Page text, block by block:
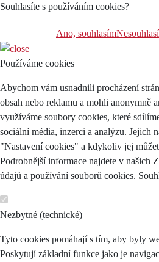
Souhlasíte s používáním cookies?
Ano, souhlasím
Používáme cookies
Abychom vám usnadnili procházení
obsah nebo reklamu a mohli anonymně
využíváme soubory cookies, které
sociální média, inzerci a analýzu. Jejich
"Nastavení cookies" a kdykoliv jej
Podrobnější informace najdete v našich
údajů a používání souborů cookies.
Nezbytné (technické)
Tyto cookies pomáhají s tím, aby byly
Poskytují základní funkce jako je